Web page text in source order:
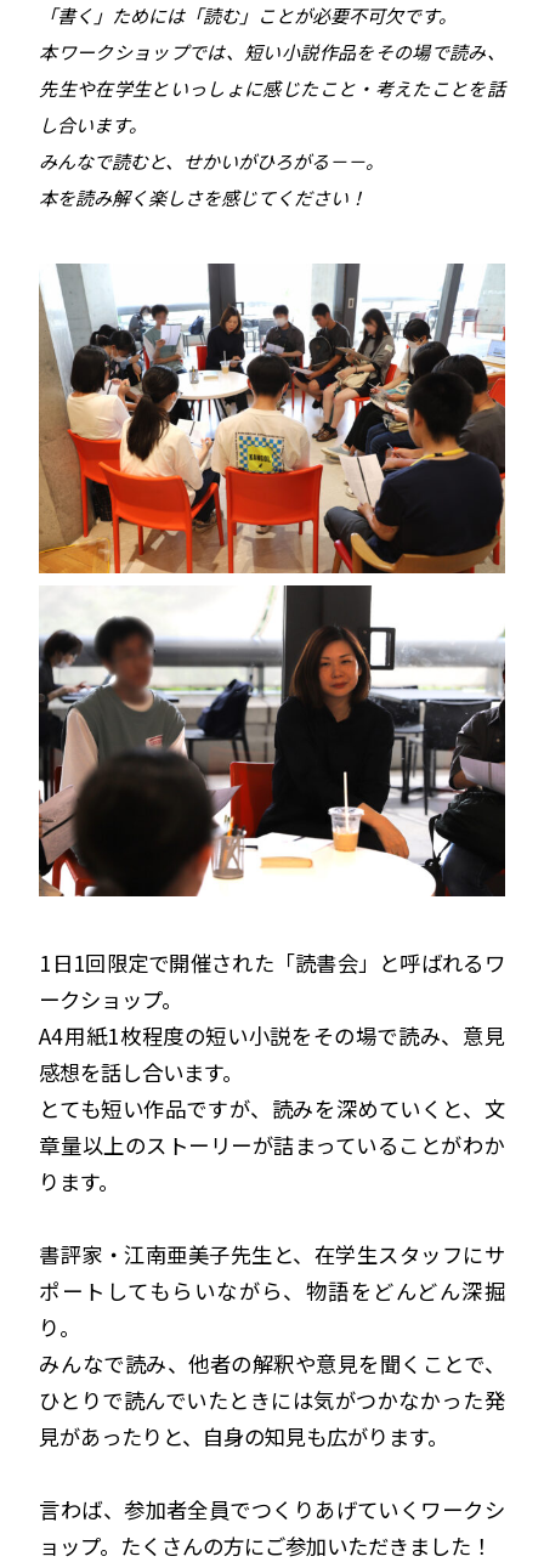
「書く」ためには「読む」ことが必要不可欠です。
本ワークショップでは、短い小説作品をその場で読み、
先生や在学生といっしょに感じたこと・考えたことを話
し合います。
みんなで読むと、せかいがひろがる－－。
本を読み解く楽しさを感じてください！
1日1回限定で開催された「読書会」と呼ばれるワ
ークショップ。
A4用紙1枚程度の短い小説をその場で読み、意見
感想を話し合います。
とても短い作品ですが、読みを深めていくと、文
章量以上のストーリーが詰まっていることがわか
ります。
書評家・江南亜美子先生と、在学生スタッフにサ
ポートしてもらいながら、物語をどんどん深掘
り。
みんなで読み、他者の解釈や意見を聞くことで、
ひとりで読んでいたときには気がつかなかった発
見があったりと、自身の知見も広がります。
言わば、参加者全員でつくりあげていくワークシ
ョップ。たくさんの方にご参加いただきました！